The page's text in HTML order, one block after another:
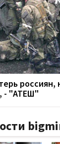
россиян,
- "АТЕШ"